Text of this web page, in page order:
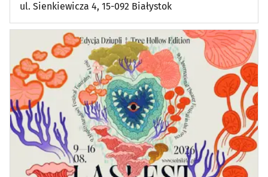
ul. Sienkiewicza 4, 15-092 Białystok